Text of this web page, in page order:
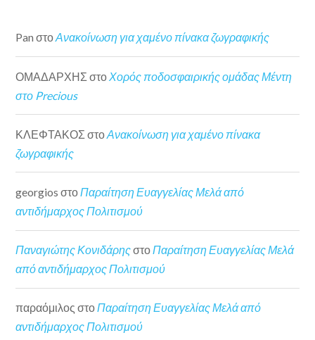
Pan στοΑνακοίνωση για χαμένο πίνακα ζωγραφικής
ΟΜΑΔΑΡΧΗΣ στο Χορός ποδοσφαιρικής ομάδας Μέντη
στο Precious
ΚΛΕΦΤΑΚΟΣ στοΑνακοίνωση για χαμένο πίνακα
ζωγραφικής
georgios στοΠαραίτηση Ευαγγελίας Μελά από
αντιδήμαρχος Πολιτισμού
Παναγιώτης ΚονιδάρηςστοΠαραίτηση Ευαγγελίας Μελά
από αντιδήμαρχος Πολιτισμού
παραόμιλος στοΠαραίτηση Ευαγγελίας Μελά από
αντιδήμαρχος Πολιτισμού